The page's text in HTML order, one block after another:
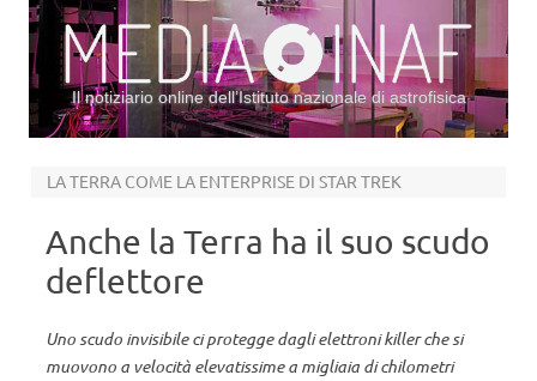
Il notiziario online dell’Istituto nazionale di astrofisica
LA TERRA COME LA ENTERPRISE DI STAR TREK
Anche la Terra ha il suo scudo
deflettore
Uno scudo invisibile ci protegge dagli elettroni killer che si
muovono a velocità elevatissime a migliaia di chilometri